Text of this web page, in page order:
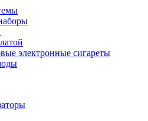
электронные сигареты